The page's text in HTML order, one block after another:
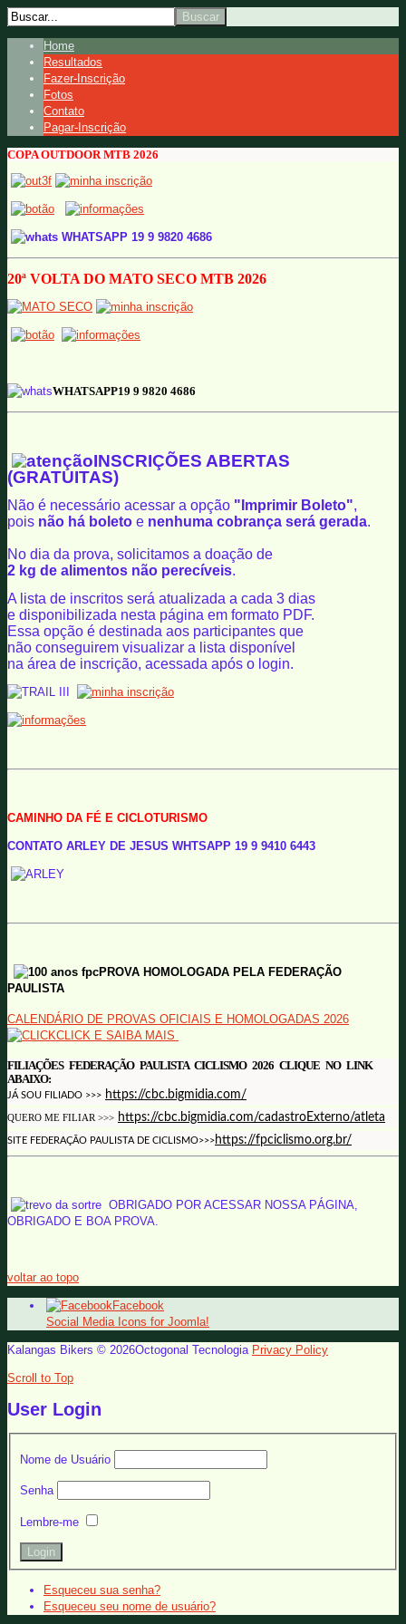
Home
Resultados
Fazer-Inscrição
Fotos
Contato
Pagar-Inscrição
COPA OUTDOOR MTB 2026
WHATSAPP 19 9 9820 4686
20ª VOLTA DO MATO SECO MTB 2026
WHATSAPP19 9 9820 4686
INSCRIÇÕES ABERTAS
(GRATUITAS)
Não é necessário acessar a opção "Imprimir Boleto",
pois não há boleto e nenhuma cobrança será gerada.
No dia da prova, solicitamos a doação de
2 kg de alimentos não perecíveis.
A lista de inscritos será atualizada a cada 3 dias
e disponibilizada nesta página em formato PDF.
Essa opção é destinada aos participantes que
não conseguirem visualizar a lista disponível
na área de inscrição, acessada após o login.
CAMINHO DA FÉ E CICLOTURISMO
CONTATO ARLEY DE JESUS WHTSAPP 19 9 9410 6443
PROVA HOMOLOGADA PELA FEDERAÇÃO
PAULISTA
CALENDÁRIO DE PROVAS OFICIAIS E HOMOLOGADAS 2026
CLICK E SAIBA MAIS
FILIAÇÕES FEDERAÇÃO PAULISTA CICLISMO 2026 CLIQUE NO LINK
ABAIXO:
JÁ SOU FILIADO >>> https://cbc.bigmidia.com/
QUERO ME FILIAR >>> https://cbc.bigmidia.com/cadastroExterno/atleta
SITE FEDERAÇÃO PAULISTA DE CICLISMO>>>https://fpciclismo.org.br/
OBRIGADO POR ACESSAR NOSSA PÁGINA,
OBRIGADO E BOA PROVA.
voltar ao topo
Facebook
Social Media Icons for Joomla!
Kalangas Bikers © 2026Octogonal Tecnologia Privacy Policy
Scroll to Top
User Login
Nome de Usuário
Senha
Lembre-me
Esqueceu sua senha?
Esqueceu seu nome de usuário?